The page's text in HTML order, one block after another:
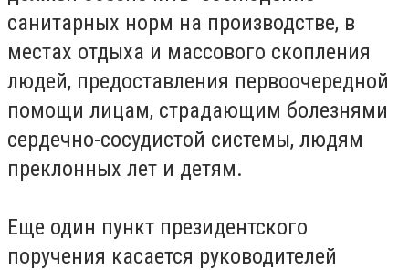
санитарных норм на производстве, в
местах отдыха и массового скопления
людей, предоставления первоочередной
помощи лицам, страдающим болезнями
сердечно-сосудистой системы, людям
преклонных лет и детям.
Еще один пункт президентского
поручения касается руководителей